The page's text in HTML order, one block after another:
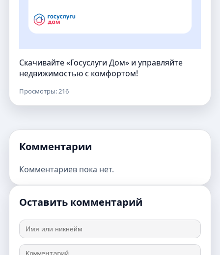
Скачивайте «Госуслуги Дом» и управляйте
недвижимостью с комфортом!
Просмотры: 216
Комментарии
Комментариев пока нет.
Оставить комментарий